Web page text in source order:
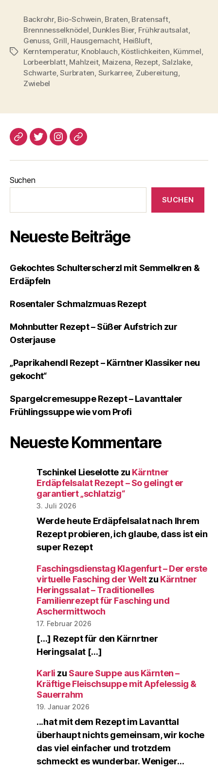
Schlagwörter
Backrohr, Bio-Schwein, Braten, Bratensaft,
Brennnesselknödel, Dunkles Bier, Frühkrautsalat,
Genuss, Grill, Hausgemacht, Heißluft,
Kerntemperatur, Knoblauch, Köstlichkeiten, Kümmel,
Lorbeerblatt, Mahlzeit, Maizena, Rezept, Salzlake,
Schwarte,Surbraten, Surkarree, Zubereitung,
Zwiebel
blogspotTwitterInstagramPinterest
Suchen
SUCHEN
Neueste Beiträge
Gekochtes Schulterscherzl mit Semmelkren &
Erdäpfeln
Rosentaler Schmalzmuas Rezept
Mohnbutter Rezept – Süßer Aufstrich zur
Osterjause
„Paprikahendl Rezept – Kärntner Klassiker neu
gekocht“
Spargelcremesuppe Rezept – Lavanttaler
Frühlingssuppe wie vom Profi
Neueste Kommentare
Tschinkel Lieselotte zu Kärntner
Erdäpfelsalat Rezept – So gelingt er
garantiert „schlatzig“
3. Juli 2026
Werde heute Erdäpfelsalat nach Ihrem
Rezept probieren, ich glaube, dass ist ein
super Rezept
Faschingsdienstag Klagenfurt – Der erste
virtuelle Fasching der Weltzu Kärntner
Heringssalat – Traditionelles
Familienrezept für Fasching und
Aschermittwoch
17. Februar 2026
[…] Rezept für den Kärnrtner
Heringsalat […]
Karli zu Saure Suppe aus Kärnten –
Kräftige Fleischsuppe mit Apfelessig &
Sauerrahm
19. Januar 2026
...hat mit dem Rezept im Lavanttal
überhaupt nichts gemeinsam, wir koche
das viel einfacher und trotzdem
schmeckt es wunderbar. Weniger…